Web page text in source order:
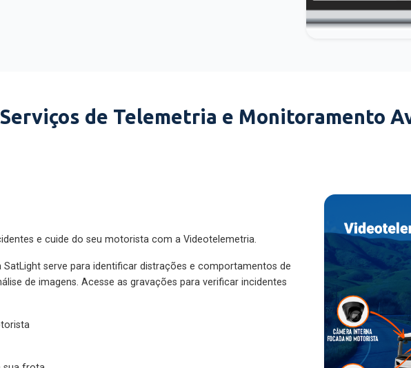
Serviços de Telemetria e Monitoramento
e cuide do seu motorista com a Videotelemetria.
serve para identificar distrações e comportamentos de
de imagens. Acesse as gravações para verificar incidentes
frota